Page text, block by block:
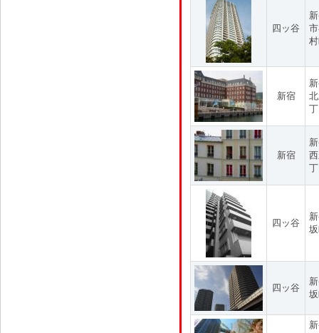
四ッ谷
新宿
新宿
四ッ谷
四ッ谷